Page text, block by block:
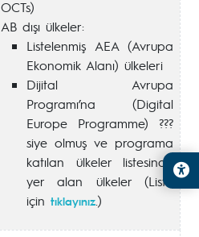
OCTs)
AB dışı ülkeler:
Listelenmiş AEA (Avrupa
Ekonomik Alanı) ülkeleri
Dijital Avrupa
Programı’na (Digital
Europe Programme) ???
siye olmuş ve programa
katılan ülkeler listesinde
yer alan ülkeler (Liste
için tıklayınız.)